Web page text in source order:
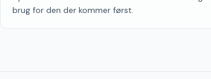
brug for den der kommer først.